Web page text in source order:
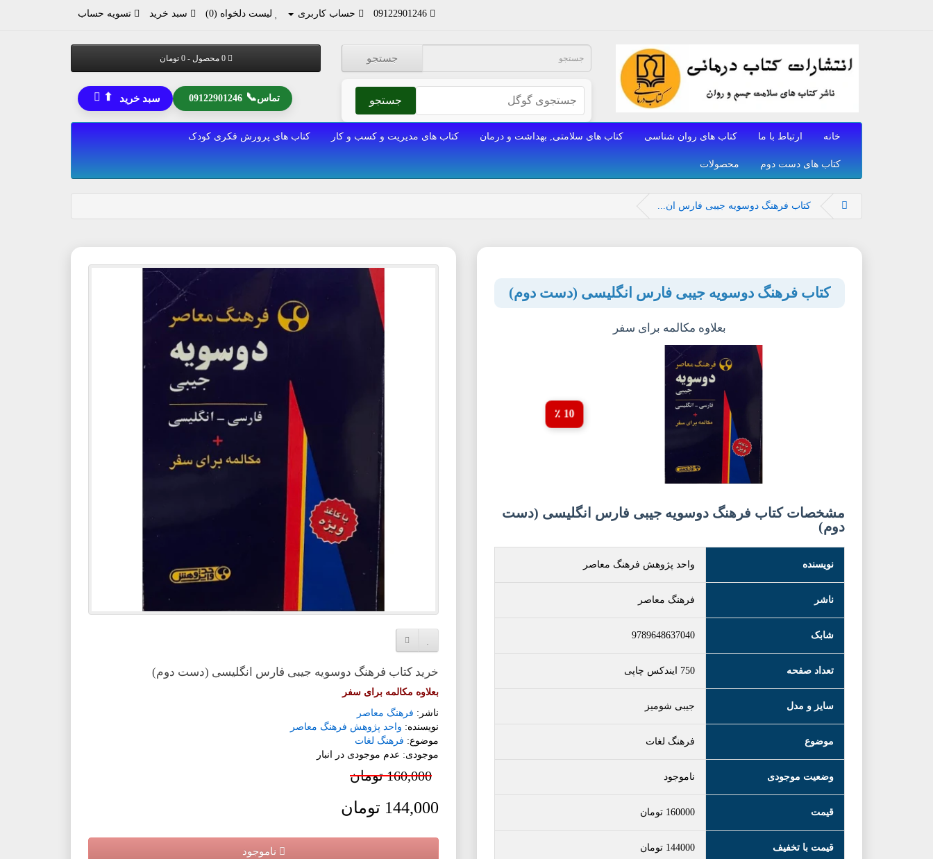
09122901246 حساب کاربری لیست دلخواه (0) سبد خرید تسویه حساب
جستجو
جستجو
0 محصول - 0 تومان
تماس📞
09122901246 سبد خرید ⬆
خانه ارتباط با ما کتاب های روان شناسی کتاب های سلامتی, بهداشت و درمان کتاب های مدیریت و کسب و کار کتاب های پرورش فکری کودک
کتاب های دست دوم محصولات
کتاب فرهنگ دوسویه جیبی فارس ان...
کتاب فرهنگ دوسویه جیبی فارس انگلیسی (دست دوم)
بعلاوه مکالمه برای سفر
10 ٪
مشخصات کتاب فرهنگ دوسویه جیبی فارس انگلیسی (دست
دوم)
نویسنده واحد پژوهش فرهنگ معاصر
ناشر فرهنگ معاصر
شابک 9789648637040
تعداد صفحه 750 ایندکس چاپی
سایز و مدل جیبی شومیز
موضوع فرهنگ لغات
وضعیت موجودی ناموجود
قیمت 160000 تومان
قیمت با تخفیف 144000 تومان
افزودن به لیست دلخواه
خرید کتاب فرهنگ دوسویه جیبی فارس انگلیسی (دست دوم)
بعلاوه مکالمه برای سفر
ناشر: فرهنگ معاصر
نویسنده: واحد پژوهش فرهنگ معاصر
موضوع: فرهنگ لغات
موجودی: عدم موجودی در انبار
160,000 تومان
144,000 تومان
ناموجود